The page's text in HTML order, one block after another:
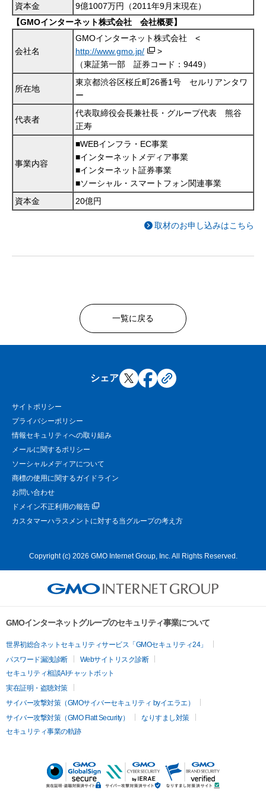
資本金
9億1007万円（2011年9月末現在）
【GMOインターネット株式会社 会社概要】
会社名
GMOインターネット株式会社 <
http://www.gmo.jp/
>
（東証第一部 証券コード：9449）
所在地
東京都渋谷区桜丘町26番1号 セルリアンタワ
ー
代表者
代表取締役会長兼社長・グループ代表 熊谷
正寿
事業内容
■WEBインフラ・EC事業
■インターネットメディア事業
■インターネット証券事業
■ソーシャル・スマートフォン関連事業
資本金
20億円
取材のお申し込みはこちら
一覧に戻る
シェア
サイトポリシー
プライバシーポリシー
情報セキュリティへの取り組み
メールに関するポリシー
ソーシャルメディアについて
商標の使用に関するガイドライン
お問い合わせ
ドメイン不正利用の報告
カスタマーハラスメントに対する当グループの考え方
Copyright (c) 2026 GMO Internet Group, Inc. All Rights Reserved.
GMOインターネットグループのセキュリティ事業について
世界初総合ネットセキュリティサービス「GMOセキュリティ24」
パスワード漏洩診断
Webサイトリスク診断
セキュリティ相談AIチャットボット
実在証明・盗聴対策
サイバー攻撃対策（GMOサイバーセキュリティ byイエラエ）
サイバー攻撃対策（GMO Flatt Security）
なりすまし対策
セキュリティ事業の軌跡